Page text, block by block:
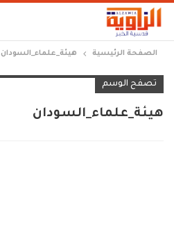
الصفحة الرئيسية هيئة_علماء_السودان
تصفح الوسم
هيئة_علماء_السودان